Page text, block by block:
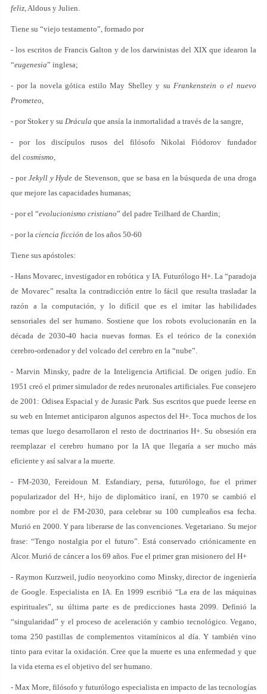
feliz, Aldous y Julien.
Tiene su “viejo testamento”, formado por
- los escritos de Francis Galton y de los darwinistas del XIX que idearon la
“eugenesia” inglesa;
- por la novela gótica estilo May Shelley y suFrankenstein o el nuevo
Prometeo,
- por Stoker y su Drácula que ansía la inmortalidad a través de la sangre,
- por los discípulos rusos del filósofo Nikolai Fiódorov fundador
del cosmismo,
- por Jekyll y Hyde de Stevenson, que se basa en la búsqueda de una droga
que mejore las capacidades humanas;
- por el “evolucionismo cristiano” del padre Teilhard de Chardin;
- por la ciencia ficción de los años 50-60
Tiene sus apóstoles:
- Hans Movarec, investigador en robótica y IA. Futurólogo H+. La “paradoja
de Movarec” resalta la contradicción entre lo fácil que resulta trasladar la
razón a la computación, y lo difícil que es el imitar las habilidades
sensoriales del ser humano. Sostiene que los robots evolucionarán en la
década de 2030-40 hacia nuevas formas. Es el teórico de la conexión
cerebro-ordenador y del volcado del cerebro en la “nube”.
- Marvin Minsky, padre de la Inteligencia Artificial. De origen judío. En
1951 creó el primer simulador de redes neuronales artificiales. Fue consejero
de 2001: Odisea Espacial y de Jurasic Park. Sus escritos que puede leerse en
su web en Internet anticiparon algunos aspectos del H+. Toca muchos de los
temas que luego desarrollaron el resto de doctrinarios H+. Su obsesión era
reemplazar el cerebro humano por la IA que llegaría a ser mucho más
eficiente y así salvar a la muerte.
- FM-2030, Fereidoun M. Esfandiary, persa, futurólogo, fue el primer
popularizador del H+, hijo de diplomático iraní, en 1970 se cambió el
nombre por el de FM-2030, para celebrar su 100 cumpleaños esa fecha.
Murió en 2000. Y para liberarse de las convenciones. Vegetariano. Su mejor
frase: “Tengo nostalgia por el futuro”. Está conservado criónicamente en
Alcor. Murió de cáncer a los 69 años. Fue el primer gran misionero del H+
- Raymon Kurzweil, judío neoyorkino como Minsky, director de ingeniería
de Google. Especialista en IA. En 1999 escribió “La era de las máquinas
espirituales”, su última parte es de predicciones hasta 2099. Definió la
“singularidad” y el proceso de aceleración y cambio tecnológico. Vegano,
toma 250 pastillas de complementos vitamínicos al día. Y también vino
tinto para evitar la oxidación. Cree que la muerte es una enfermedad y que
la vida eterna es el objetivo del ser humano.
- Max More, filósofo y futurólogo especialista en impacto de las tecnologías